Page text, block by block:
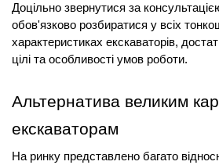
Доцільно звернутися за
обов'язково розбиратися у всіх
характеристиках екскаваторів,
цілі та особливості умов роботи.
Альтернатива великим
екскаваторам
На ринку представлено багато